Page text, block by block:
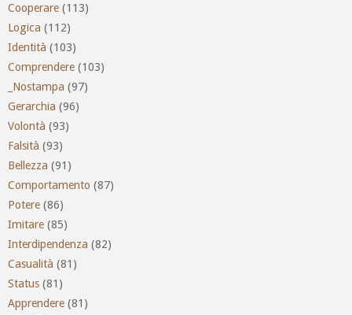
Cooperare (113)
Logica (112)
Identità (103)
Comprendere (103)
_Nostampa (97)
Gerarchia (96)
Volontà (93)
Falsità (93)
Bellezza (91)
Comportamento (87)
Potere (86)
Imitare (85)
Interdipendenza (82)
Casualità (81)
Status (81)
Apprendere (81)